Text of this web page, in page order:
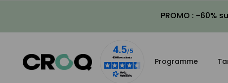
PROMO : -60%
Programme